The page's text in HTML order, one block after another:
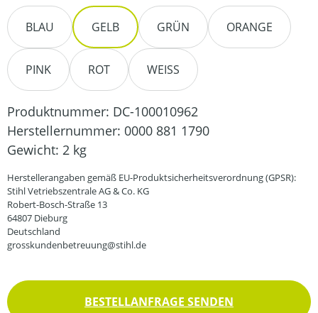
BLAU GELB GRÜN ORANGE
PINK ROT WEISS
Produktnummer: DC-100010962
Herstellernummer: 0000 881 1790
Gewicht: 2 kg
Herstellerangaben gemäß EU-Produktsicherheitsverordnung (GPSR):
Stihl Vetriebszentrale AG & Co. KG
Robert-Bosch-Straße 13
64807 Dieburg
Deutschland
grosskundenbetreuung@stihl.de
BESTELLANFRAGE SENDEN